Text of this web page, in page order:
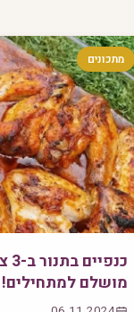
מתכונים
מושלם למתחילים!